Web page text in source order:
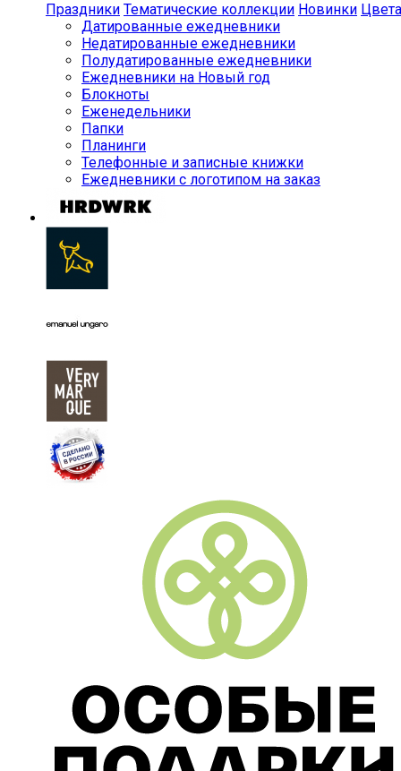
Праздники Тематические коллекции Новинки Цвета
Датированные ежедневники
Недатированные ежедневники
Полудатированные ежедневники
Ежедневники на Новый год
Блокноты
Еженедельники
Папки
Планинги
Телефонные и записные книжки
Ежедневники с логотипом на заказ